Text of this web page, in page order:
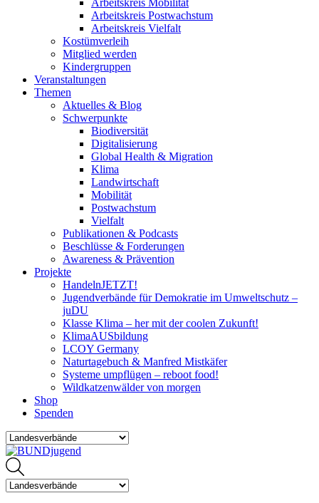
Arbeitskreis Mobilität
Arbeitskreis Postwachstum
Arbeitskreis Vielfalt
Kostümverleih
Mitglied werden
Kindergruppen
Veranstaltungen
Themen
Aktuelles & Blog
Schwerpunkte
Biodiversität
Digitalisierung
Global Health & Migration
Klima
Landwirtschaft
Mobilität
Postwachstum
Vielfalt
Publikationen & Podcasts
Beschlüsse & Forderungen
Awareness & Prävention
Projekte
HandelnJETZT!
Jugendverbände für Demokratie im Umweltschutz –
juDU
Klasse Klima – her mit der coolen Zukunft!
KlimaAUSbildung
LCOY Germany
Naturtagebuch & Manfred Mistkäfer
Systeme umpflügen – reboot food!
Wildkatzenwälder von morgen
Shop
Spenden